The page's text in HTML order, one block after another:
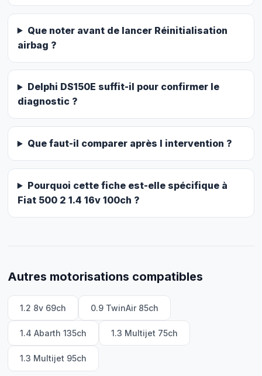
Que noter avant de lancer Réinitialisation
airbag ?
Delphi DS150E suffit-il pour confirmer le
diagnostic ?
Que faut-il comparer après l intervention ?
Pourquoi cette fiche est-elle spécifique à
Fiat 500 2 1.4 16v 100ch ?
Autres motorisations compatibles
1.2 8v 69ch 0.9 TwinAir 85ch
1.4 Abarth 135ch 1.3 Multijet 75ch
1.3 Multijet 95ch